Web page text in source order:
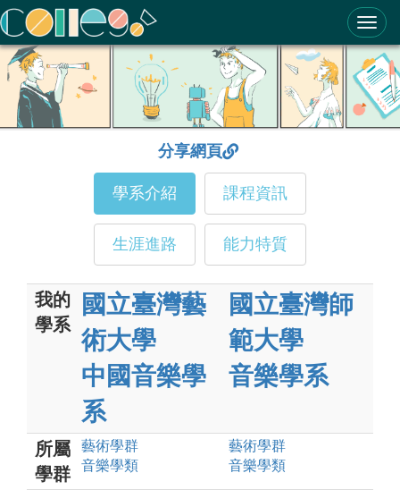
ColleGo! 大學選才與高中育才輔助系統
分享網頁
學系介紹 課程資訊
生涯進路 能力特質
我的
學系
國立臺灣藝
術大學
中國音樂學
系
國立臺灣師
範大學
音樂學系
所屬
學群
藝術學群
音樂學類
藝術學群
音樂學類